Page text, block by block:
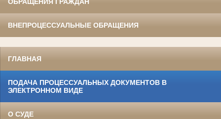
ВНЕПРОЦЕССУАЛЬНЫЕ ОБРАЩЕНИЯ
ГЛАВНАЯ
ПОДАЧА ПРОЦЕССУАЛЬНЫХ ДОКУМЕНТОВ В
ЭЛЕКТРОННОМ ВИДЕ
О СУДЕ